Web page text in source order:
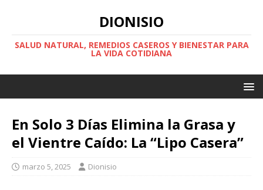
DIONISIO
SALUD NATURAL, REMEDIOS CASEROS Y BIENESTAR PARA
LA VIDA COTIDIANA
En Solo 3 Días Elimina la Grasa y
el Vientre Caído: La “Lipo Casera”
marzo 5, 2025 Dionisio